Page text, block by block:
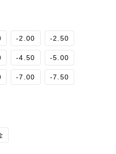
-2.00 -2.50
-4.50 -5.00
-7.00 -7.50